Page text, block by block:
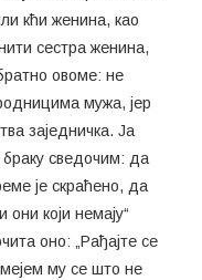
кћи женина, као
сестра женина,
овоме: не
мужа, јер
заједничка. Ја
браку сведочим: да
је скраћено, да
они који немају“
оно: „Рађајте се
му се што не